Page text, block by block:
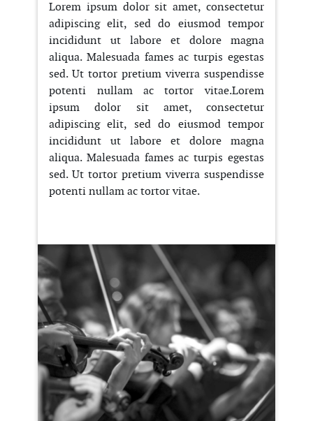
Lorem ipsum dolor sit amet, consectetur
adipiscing elit, sed do eiusmod tempor
incididunt ut labore et dolore magna
aliqua. Malesuada fames ac turpis egestas
sed. Ut tortor pretium viverra suspendisse
potenti nullam ac tortor vitae.Lorem
ipsum dolor sit amet, consectetur
adipiscing elit, sed do eiusmod tempor
incididunt ut labore et dolore magna
aliqua. Malesuada fames ac turpis egestas
sed. Ut tortor pretium viverra suspendisse
potenti nullam ac tortor vitae.